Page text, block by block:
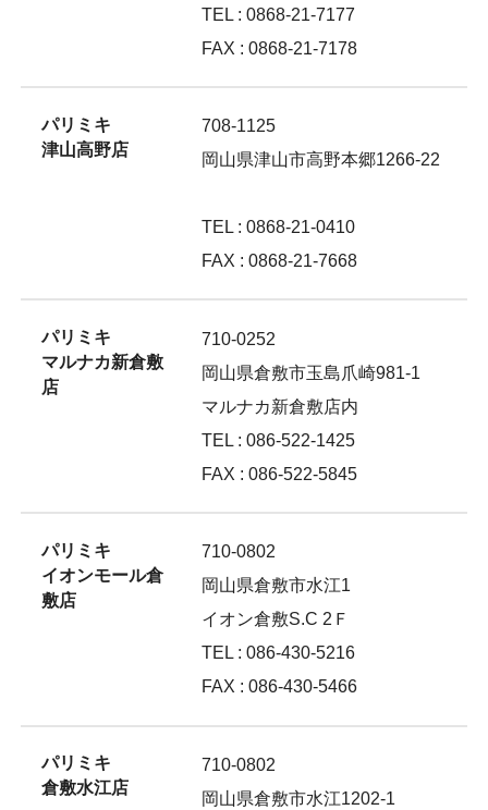
TEL : 0868-21-7177
FAX : 0868-21-7178
パリミキ
津山高野店
708-1125
岡山県津山市高野本郷1266-22
TEL : 0868-21-0410
FAX : 0868-21-7668
パリミキ
マルナカ新倉敷
店
710-0252
岡山県倉敷市玉島爪崎981-1
マルナカ新倉敷店内
TEL : 086-522-1425
FAX : 086-522-5845
パリミキ
イオンモール倉
敷店
710-0802
岡山県倉敷市水江1
イオン倉敷S.C 2Ｆ
TEL : 086-430-5216
FAX : 086-430-5466
パリミキ
倉敷水江店
710-0802
岡山県倉敷市水江1202-1